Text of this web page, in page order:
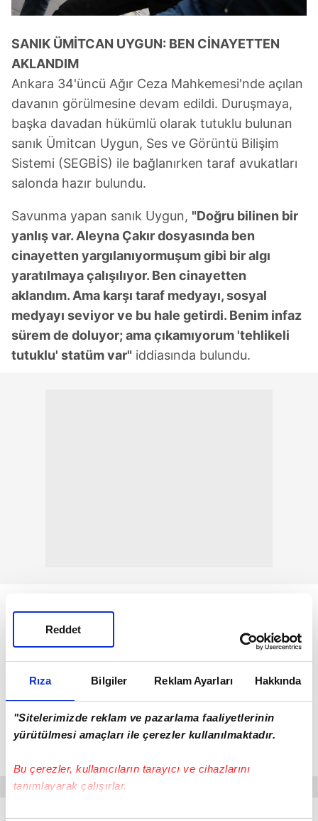
Rıza Bilgiler Reklam Ayarları Hakkında
"Sitelerimizde reklam ve pazarlama faaliyetlerinin
yürütülmesi amaçları ile çerezler kullanılmaktadır.
Bu çerezler, kullanıcıların tarayıcı ve cihazlarını
tanımlayarak çalışırlar.
Reddet
SANIK ÜMİTCAN UYGUN: BEN CİNAYETTEN
AKLANDIM
Ankara 34'üncü Ağır Ceza Mahkemesi'nde açılan
davanın görülmesine devam edildi. Duruşmaya,
başka davadan hükümlü olarak tutuklu bulunan
sanık Ümitcan Uygun, Ses ve Görüntü Bilişim
Sistemi (SEGBİS) ile bağlanırken taraf avukatları
salonda hazır bulundu.
Savunma yapan sanık Uygun, "Doğru bilinen bir
yanlış var. Aleyna Çakır dosyasında ben
cinayetten yargılanıyormuşum gibi bir algı
yaratılmaya çalışılıyor. Ben cinayetten
aklandım. Ama karşı taraf medyayı, sosyal
medyayı seviyor ve bu hale getirdi. Benim infaz
sürem de doluyor; ama çıkamıyorum 'tehlikeli
tutuklu' statüm var" iddiasında bulundu.